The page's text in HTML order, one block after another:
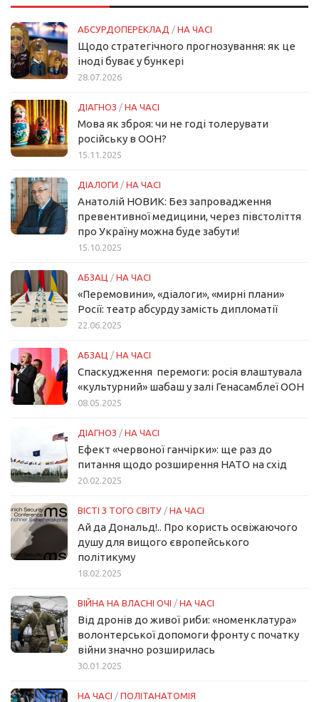
АБСУРДОПЕРЕКЛАД / НА ЧАСІ
Щодо стратегічного прогнозування: як це
іноді буває у бункері
28.07.2026
ДІАГНОЗ / НА ЧАСІ
Мова як зброя: чи не годі толерувати
російську в ООН?
15.11.2025
ДІАЛОГИ / НА ЧАСІ
Анатолій НОВИК: Без запровадження
превентивної медицини, через півстоліття
про Україну можна буде забути!
15.10.2025
АБЗАЦ / НА ЧАСІ
«Перемовини», «діалоги», «мирні плани»
Росії: театр абсурду замість дипломатії
22.06.2025
АБЗАЦ / НА ЧАСІ
Спаскудження перемоги: росія влаштувала
«культурний» шабаш у залі Генасамблеї ООН
08.05.2025
ДІАГНОЗ / НА ЧАСІ
Ефект «червоної ганчірки»: ще раз до
питання щодо розширення НАТО на схід
20.02.2025
ВІСТІ З ТОГО СВІТУ / НА ЧАСІ
Ай да Дональд!.. Про користь освіжаючого
душу для вищого європейського
політикуму
18.02.2025
ВІЙНА НА ВЛАСНІ ОЧІ / НА ЧАСІ
Від дронів до живої риби: «номенклатура»
волонтерської допомоги фронту с початку
війни значно розширилась
30.01.2025
НА ЧАСІ / ПОЛІТАНАТОМІЯ